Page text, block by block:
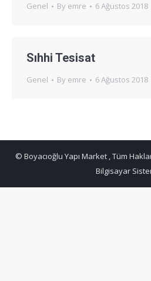
Genel By emre 6 Ağustos 2018
Sıhhi Tesisat
Genel By emre 6 Ağustos 2018
© Boyacıoğlu Yapı Market , Tüm
Bilgisayar